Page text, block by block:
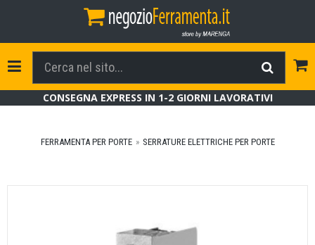
Toggle Navigation
CONSEGNA EXPRESS IN 1-2 GIORNI LAVORATIVI
FERRAMENTA PER PORTE SERRATURE ELETTRICHE PER PORTE